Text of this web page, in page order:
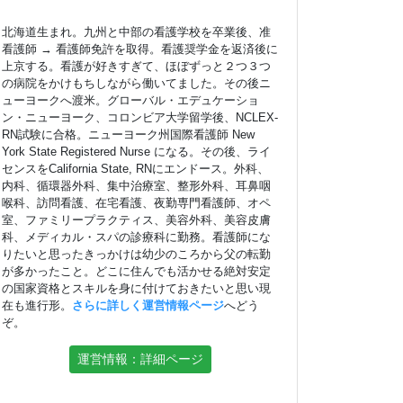
北海道生まれ。九州と中部の看護学校を卒業後、准
看護師 → 看護師免許を取得。看護奨学金を返済後に
上京する。看護が好きすぎて、ほぼずっと２つ３つ
の病院をかけもちしながら働いてました。その後ニ
ューヨークへ渡米。グローバル・エデュケーショ
ン・ニューヨーク、コロンビア大学留学後、NCLEX-
RN試験に合格。ニューヨーク州国際看護師 New
York State Registered Nurse になる。その後、ライ
センスをCalifornia State, RNにエンドース。外科、
内科、循環器外科、集中治療室、整形外科、耳鼻咽
喉科、訪問看護、在宅看護、夜勤専門看護師、オペ
室、ファミリープラクティス、美容外科、美容皮膚
科、メディカル・スパの診療科に勤務。看護師にな
りたいと思ったきっかけは幼少のころから父の転勤
が多かったこと。どこに住んでも活かせる絶対安定
の国家資格とスキルを身に付けておきたいと思い現
在も進行形。 さらに詳しく運営情報ページへどう
ぞ。
運営情報：詳細ページ